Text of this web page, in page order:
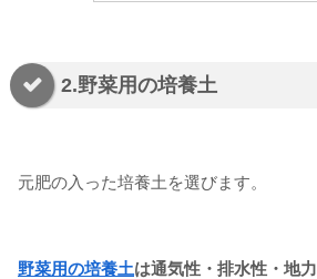
2.野菜用の培養土
元肥の入った培養土を選びます。
野菜用の培養土は通気性・排水性・地力